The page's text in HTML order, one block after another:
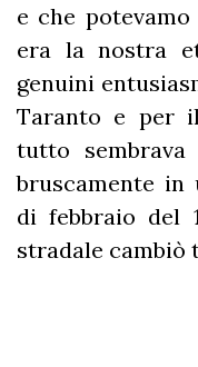
e che
era la nostra
genuini
Taranto e per
tutto
bruscamente in
di febbraio del
stradale cambiò